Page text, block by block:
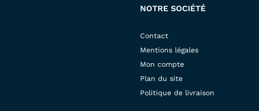
NOTRE SOCIÉTÉ
Contact
Mentions légales
Mon compte
Plan du site
Politique de livraison